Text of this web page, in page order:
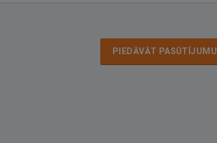
PIEDĀVĀT PASŪTĪJUMU